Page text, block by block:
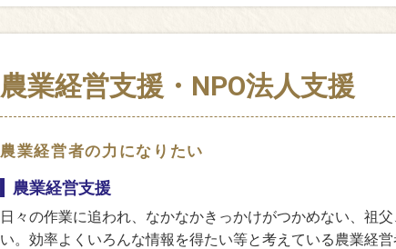
農業経営支援・NPO法人支援
農業経営者の力になりたい
農業経営支援
日々の作業に追われ、なかなかきっかけがつかめない、祖
い。効率よくいろんな情報を得たい等と考えている農業経